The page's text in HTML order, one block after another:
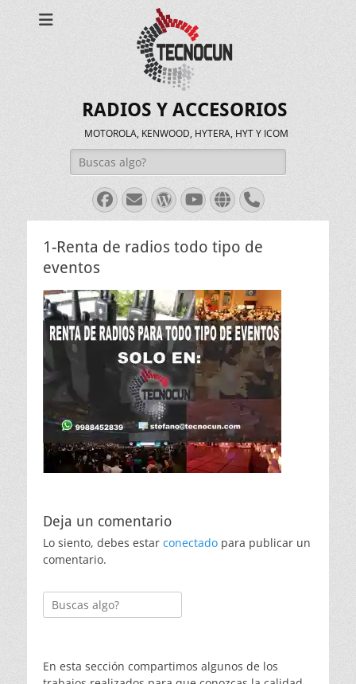
RADIOS Y ACCESORIOS
MOTOROLA, KENWOOD, HYTERA, HYT Y ICOM
Buscar:
Facebook
Correo
electrónico
WordPress
Youtube
WebTeléfono
1-Renta de radios todo tipo de
eventos
Deja un comentario
Lo siento, debes estar conectado para publicar un
comentario.
Buscar:
En esta sección compartimos algunos de los